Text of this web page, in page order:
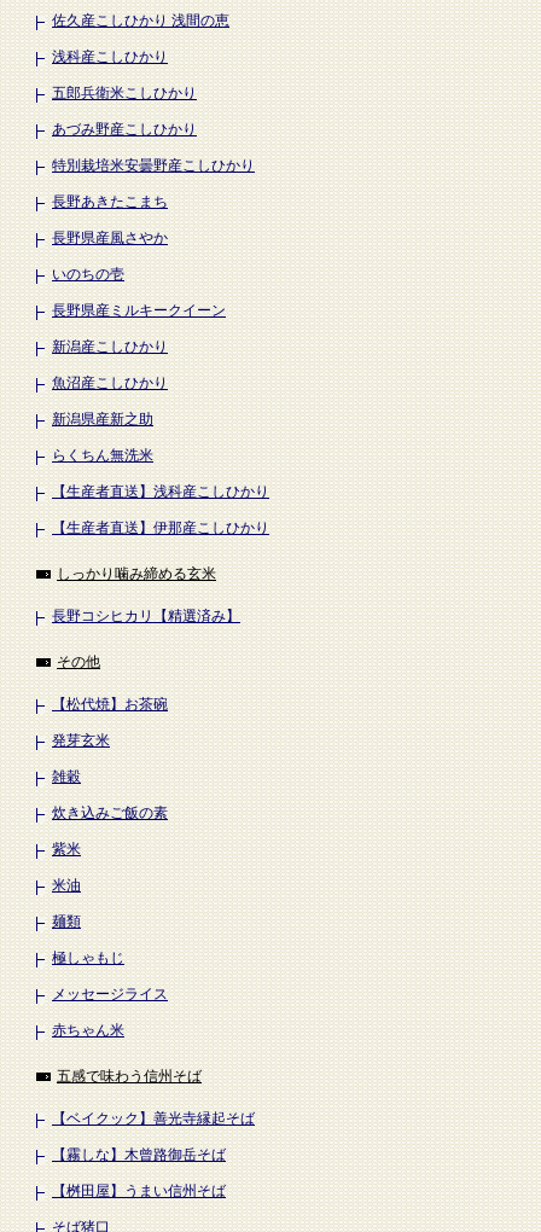
佐久産こしひかり 浅間の恵
浅科産こしひかり
五郎兵衛米こしひかり
あづみ野産こしひかり
特別栽培米安曇野産こしひかり
長野あきたこまち
長野県産風さやか
いのちの壱
長野県産ミルキークイーン
新潟産こしひかり
魚沼産こしひかり
新潟県産新之助
らくちん無洗米
【生産者直送】浅科産こしひかり
【生産者直送】伊那産こしひかり
しっかり噛み締める玄米
長野コシヒカリ【精選済み】
その他
【松代焼】お茶碗
発芽玄米
雑穀
炊き込みご飯の素
紫米
米油
麺類
極しゃもじ
メッセージライス
赤ちゃん米
五感で味わう信州そば
【ベイクック】善光寺縁起そば
【霧しな】木曾路御岳そば
【桝田屋】うまい信州そば
そば猪口